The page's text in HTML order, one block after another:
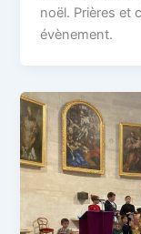
noël. Prières et
évènement.